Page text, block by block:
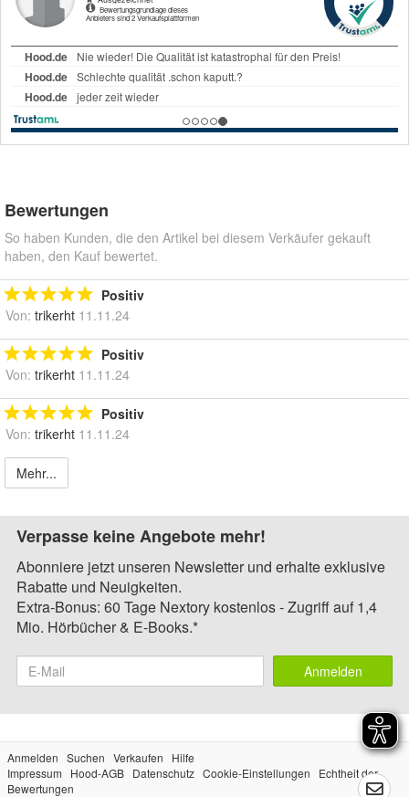
Bewertungen
So haben Kunden, die den Artikel bei diesem Verkäufer gekauft
haben, den Kauf bewertet.
Positiv
Von: trikerht 11.11.24
Positiv
Von: trikerht 11.11.24
Positiv
Von: trikerht 11.11.24
Mehr...
Verpasse keine Angebote mehr!
Abonniere jetzt unseren Newsletter und erhalte exklusive
Rabatte und Neuigkeiten.
Extra-Bonus: 60 Tage Nextory kostenlos - Zugriff auf 1,4
Mio. Hörbücher & E-Books.*
Anmelden
Anmelden Suchen Verkaufen
Hilfe
Impressum
Hood-AGB Datenschutz Cookie-Einstellungen
Echtheit der
Bewertungen